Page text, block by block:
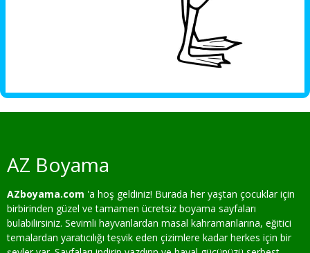
AZ Boyama
AZboyama.com 'a hoş geldiniz! Burada her yaştan çocuklar için
birbirinden güzel ve tamamen ücretsiz boyama sayfaları
bulabilirsiniz. Sevimli hayvanlardan masal kahramanlarına, eğitici
temalardan yaratıcılığı teşvik eden çizimlere kadar herkes için bir